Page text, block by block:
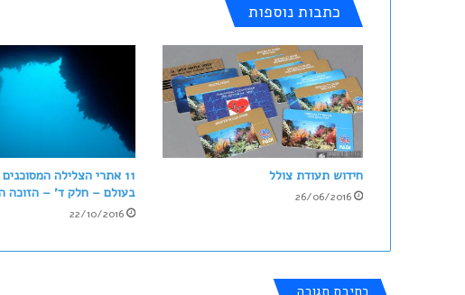
כתבות נוספות
חידוש תעודת צולל
26/06/2016
11 אתרי הצלילה
בעולם – חלק ד' – הזוכה
22/10/2016